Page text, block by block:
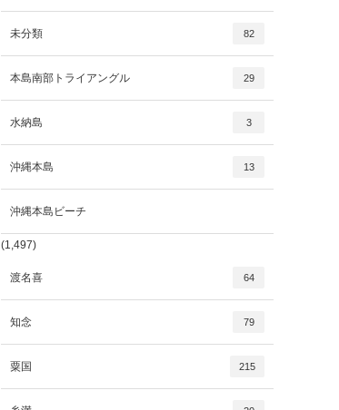
未分類 82
本島南部トライアングル 29
水納島 3
沖縄本島 13
沖縄本島ビーチ
(1,497)
渡名喜 64
知念 79
粟国 215